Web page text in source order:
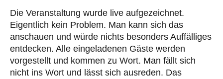
Die Veranstaltung wurde live aufgezeichnet.
Eigentlich kein Problem. Man kann sich das
anschauen und würde nichts besonders Auffälliges
entdecken. Alle eingeladenen Gäste werden
vorgestellt und kommen zu Wort. Man fällt sich
nicht ins Wort und lässt sich ausreden. Das